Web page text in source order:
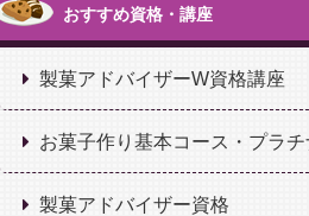
おすすめ資格・講座
製菓アドバイザーW資格講座
お菓子作り基本コース・プラチ
製菓アドバイザー資格